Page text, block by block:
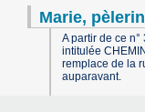
Marie,
A partir de ce
intitulée
remplace de la
auparavant.